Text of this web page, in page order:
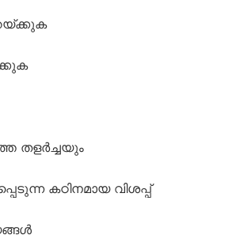
തളർച്ചയും
കഠിനമായ വിശപ്പ്